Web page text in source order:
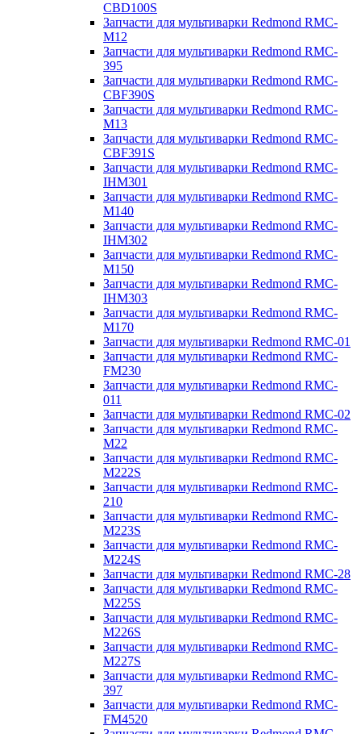
CBD100S
Запчасти для мультиварки Redmond RMC-
M12
Запчасти для мультиварки Redmond RMC-
395
Запчасти для мультиварки Redmond RMC-
CBF390S
Запчасти для мультиварки Redmond RMC-
M13
Запчасти для мультиварки Redmond RMC-
CBF391S
Запчасти для мультиварки Redmond RMC-
IHM301
Запчасти для мультиварки Redmond RMC-
M140
Запчасти для мультиварки Redmond RMC-
IHM302
Запчасти для мультиварки Redmond RMC-
M150
Запчасти для мультиварки Redmond RMC-
IHM303
Запчасти для мультиварки Redmond RMC-
M170
Запчасти для мультиварки Redmond RMC-01
Запчасти для мультиварки Redmond RMC-
FM230
Запчасти для мультиварки Redmond RMC-
011
Запчасти для мультиварки Redmond RMC-02
Запчасти для мультиварки Redmond RMC-
M22
Запчасти для мультиварки Redmond RMC-
M222S
Запчасти для мультиварки Redmond RMC-
210
Запчасти для мультиварки Redmond RMC-
M223S
Запчасти для мультиварки Redmond RMC-
M224S
Запчасти для мультиварки Redmond RMC-28
Запчасти для мультиварки Redmond RMC-
M225S
Запчасти для мультиварки Redmond RMC-
M226S
Запчасти для мультиварки Redmond RMC-
M227S
Запчасти для мультиварки Redmond RMC-
397
Запчасти для мультиварки Redmond RMC-
FM4520